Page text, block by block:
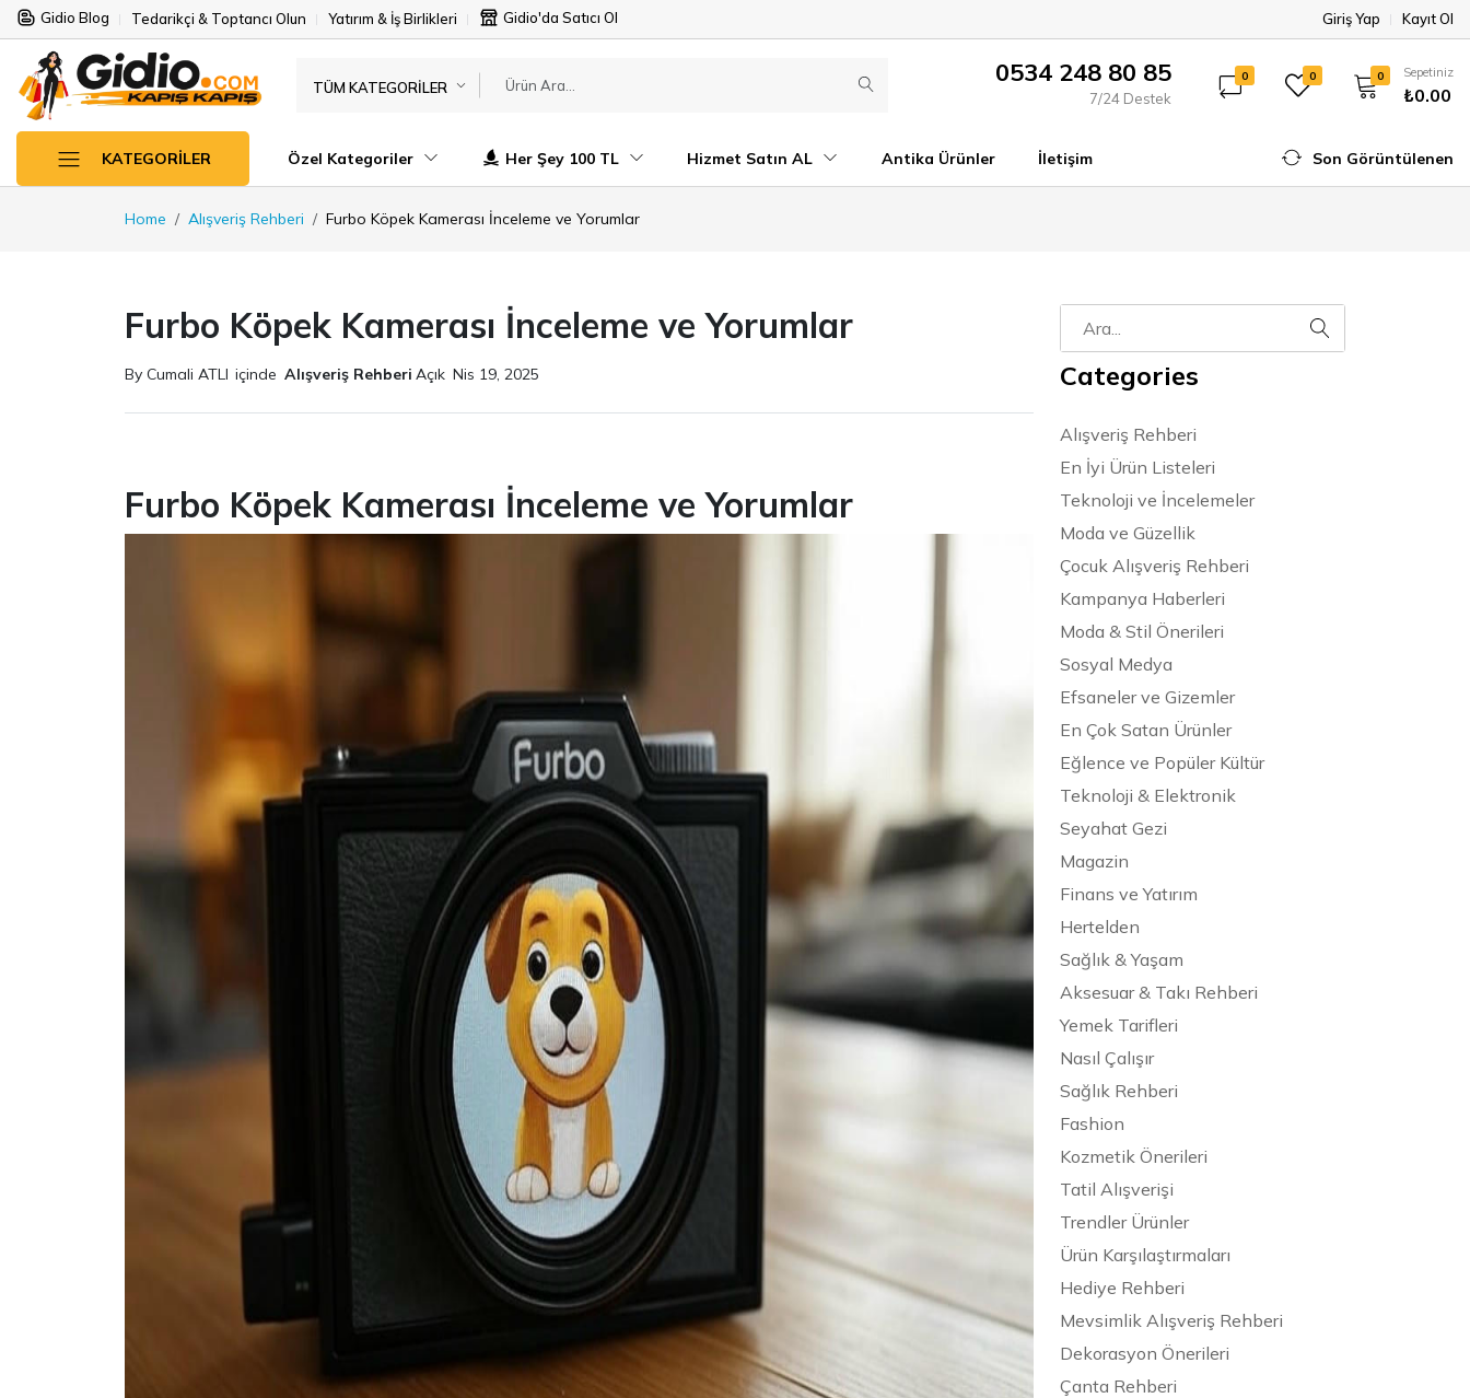
Gidio Blog Tedarikçi & Toptancı Olun Yatırım & İş Birlikleri Gidio'da Satıcı Ol Giriş Yap Kayıt Ol
TÜM KATEGORILER 0534 248 80 85
7/24 Destek
0 0 0 Sepetiniz
₺0.00
KATEGORILER Özel Kategoriler Her Şey 100 TL Hizmet Satın AL Antika Ürünler İletişim Son Görüntülenen
Home Alışveriş Rehberi Furbo Köpek Kamerası İnceleme ve Yorumlar
Furbo Köpek Kamerası İnceleme ve Yorumlar
By Cumali ATLI içinde Alışveriş Rehberi Açık Nis 19, 2025
Furbo Köpek Kamerası İnceleme ve Yorumlar
Categories
Alışveriş Rehberi
En İyi Ürün Listeleri
Teknoloji ve İncelemeler
Moda ve Güzellik
Çocuk Alışveriş Rehberi
Kampanya Haberleri
Moda & Stil Önerileri
Sosyal Medya
Efsaneler ve Gizemler
En Çok Satan Ürünler
Eğlence ve Popüler Kültür
Teknoloji & Elektronik
Seyahat Gezi
Magazin
Finans ve Yatırım
Hertelden
Sağlık & Yaşam
Aksesuar & Takı Rehberi
Yemek Tarifleri
Nasıl Çalışır
Sağlık Rehberi
Fashion
Kozmetik Önerileri
Tatil Alışverişi
Trendler Ürünler
Ürün Karşılaştırmaları
Hediye Rehberi
Mevsimlik Alışveriş Rehberi
Dekorasyon Önerileri
Çanta Rehberi